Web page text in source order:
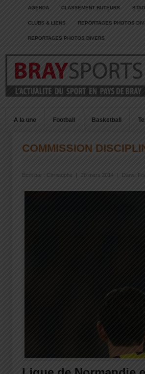
AGENDA CLASSEMENT BUTEURS
CLUBS & LIENS REPORTAGES PHOTOS
REPORTAGES PHOTOS DIVERS
A la une Football Basketball
COMMISSION
Écrit par : Christophe 28 mars 2014 Dans :